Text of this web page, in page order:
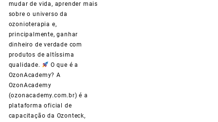
mudar de vida, aprender mais
sobre o universo da
ozonioterapia e,
principalmente, ganhar
dinheiro de verdade com
produtos de altíssima
qualidade.
O que é a
OzonAcademy? A
OzonAcademy
(ozonacademy.com.br) é a
plataforma oficial de
capacitação da Ozonteck,